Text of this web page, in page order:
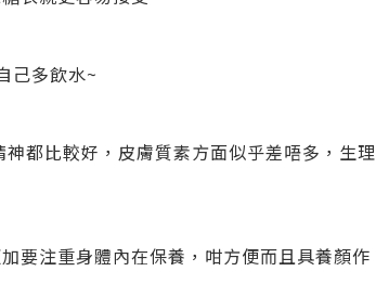
己多飲水~
都比較好，皮膚質素方面似乎差唔多，生理
要注重身體內在保養，咁方便而且具養顏作